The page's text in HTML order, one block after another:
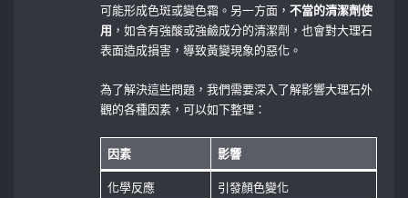
可能形成色斑或變色霜。另一方面，不當的清潔劑使
用 ，如含有強酸或強鹼成分的清潔劑，也會對大理石
表面造成損害，導致黃變現象的惡化。
為了解決這些問題，我們需要深入了解影響大理石外
觀的各種因素，可以如下整理：
因素 影響
化學反應
引發顏色變化